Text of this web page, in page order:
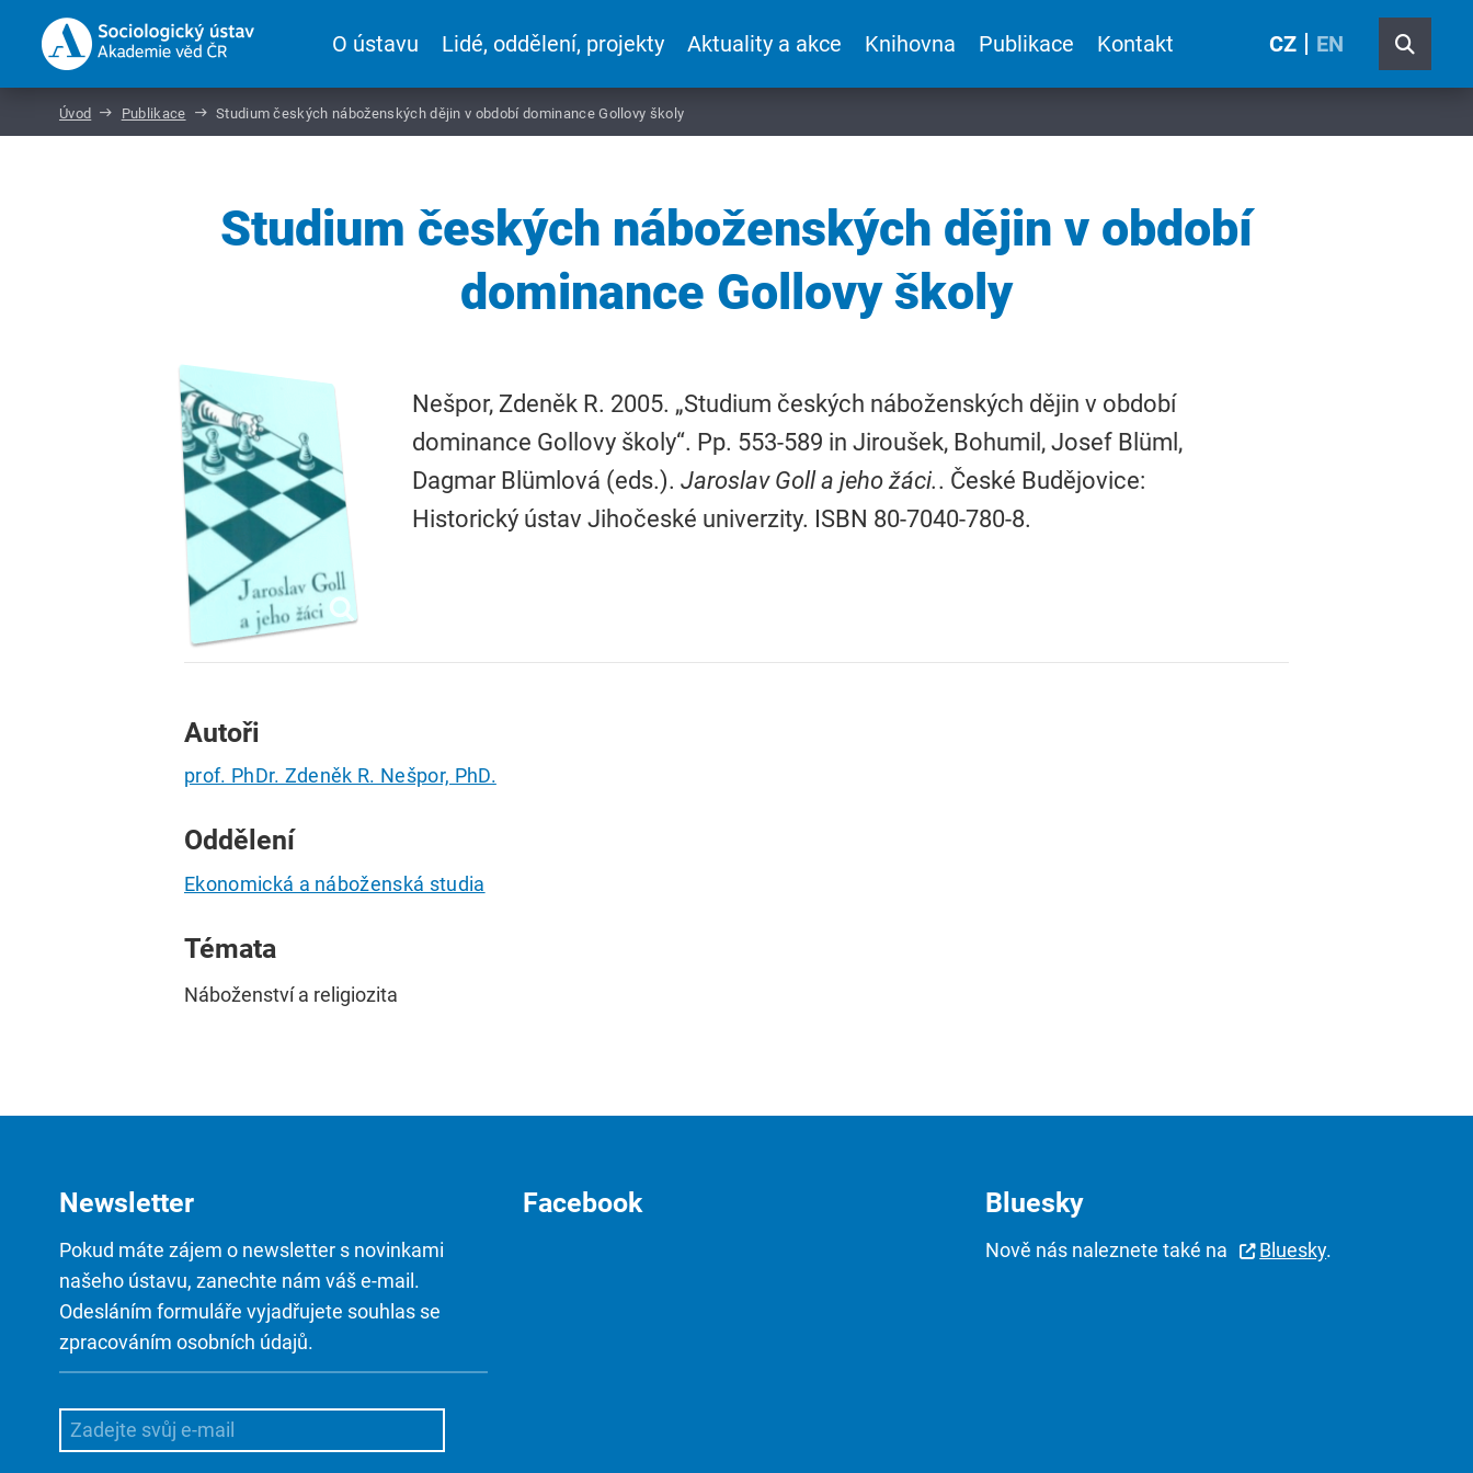
O ústavu Lidé, oddělení, projekty Aktuality a akce Knihovna Publikace Kontakt CZ EN
Úvod Publikace Studium českých náboženských dějin v období dominance Gollovy školy
Studium českých náboženských dějin v období
dominance Gollovy školy
Nešpor, Zdeněk R. 2005. „Studium českých náboženských dějin v období
dominance Gollovy školy“. Pp. 553-589 in Jiroušek, Bohumil, Josef Blüml,
Dagmar Blümlová (eds.). Jaroslav Goll a jeho žáci.. České Budějovice:
Historický ústav Jihočeské univerzity. ISBN 80-7040-780-8.
Autoři
prof. PhDr. Zdeněk R. Nešpor, PhD.
Oddělení
Ekonomická a náboženská studia
Témata
Náboženství a religiozita
Newsletter
Pokud máte zájem o newsletter s novinkami
našeho ústavu, zanechte nám váš e-mail.
Odesláním formuláře vyjadřujete souhlas se
zpracováním osobních údajů.
Facebook Bluesky
Nově nás naleznete také na Bluesky.